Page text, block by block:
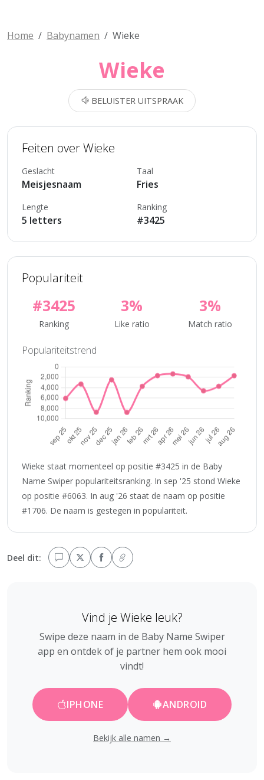
Home Babynamen Wieke
Wieke
BELUISTER UITSPRAAK
Feiten over Wieke
Geslacht
Meisjesnaam
Taal
Fries
Lengte
5 letters
Ranking
#3425
Populariteit
#3425
Ranking
3%
Like ratio
3%
Match ratio
Populariteitstrend
Wieke staat momenteel op positie #3425 in de Baby
Name Swiper populariteitsranking. In sep '25 stond Wieke
op positie #6063. In aug '26 staat de naam op positie
#1706. De naam is gestegen in populariteit.
Deel dit:
Vind je Wieke leuk?
Swipe deze naam in de Baby Name Swiper
app en ontdek of je partner hem ook mooi
vindt!
IPHONE ANDROID
Bekijk alle namen →